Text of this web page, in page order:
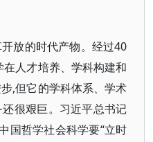
放的时代产物。经过40
人才培养、学科构建和
,但它的学科体系、学术
很艰巨。习近平总书记
国哲学社会科学要“立时